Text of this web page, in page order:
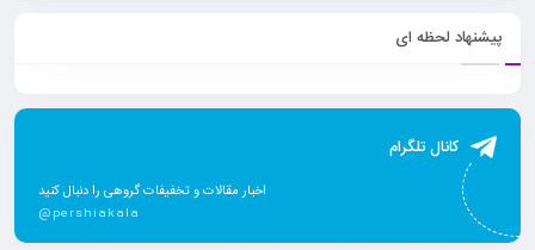
پیشنهاد لحظه ای
کانال تلگرام
اخبار مقالات و تخفیفات گروهی را دنبال کنید
@pershiakala